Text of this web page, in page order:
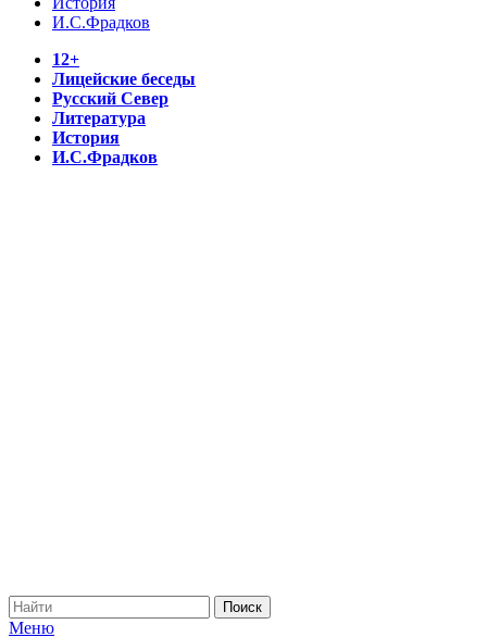
И.С.Фрадков
12+
Лицейские беседы
Русский Север
Литература
История
И.С.Фрадков
Меню